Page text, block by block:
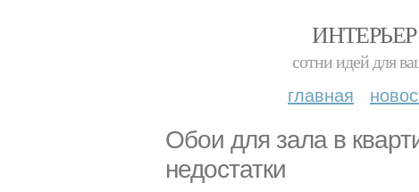
сотни идей для
главная
Обои для зала в
недостатки